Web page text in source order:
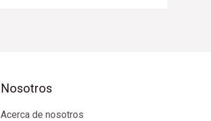
Nosotros
Acerca de nosotros